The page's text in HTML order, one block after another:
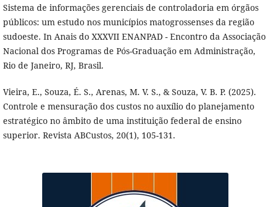
Sistema de informações gerenciais de controladoria em órgãos
públicos: um estudo nos municípios matogrossenses da região
sudoeste. In Anais do XXXVII ENANPAD - Encontro da Associação
Nacional dos Programas de Pós-Graduação em Administração,
Rio de Janeiro, RJ, Brasil.
Vieira, E., Souza, É. S., Arenas, M. V. S., & Souza, V. B. P. (2025).
Controle e mensuração dos custos no auxílio do planejamento
estratégico no âmbito de uma instituição federal de ensino
superior. Revista ABCustos, 20(1), 105-131.